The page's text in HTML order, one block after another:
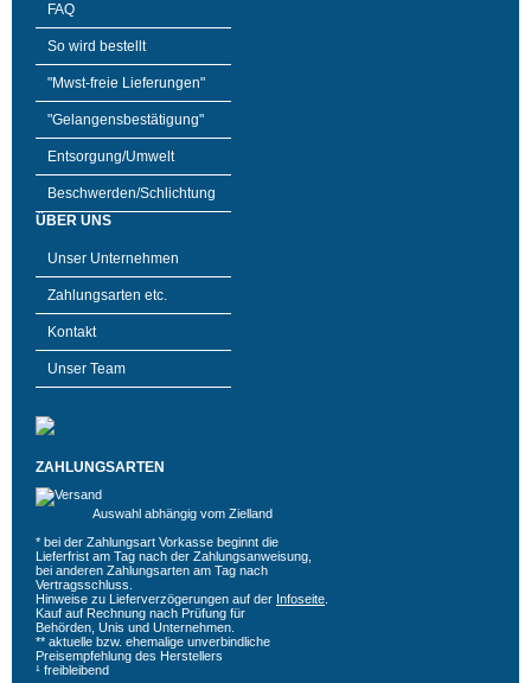
FAQ
So wird bestellt
"Mwst-freie Lieferungen"
"Gelangensbestätigung"
Entsorgung/Umwelt
Beschwerden/Schlichtung
ÜBER UNS
Unser Unternehmen
Zahlungsarten etc.
Kontakt
Unser Team
ZAHLUNGSARTEN
Auswahl abhängig vom Zielland
* bei der Zahlungsart Vorkasse beginnt die
Lieferfrist am Tag nach der Zahlungsanweisung,
bei anderen Zahlungsarten am Tag nach
Vertragsschluss.
Hinweise zu Lieferverzögerungen auf der Infoseite
Kauf auf Rechnung nach Prüfung für
Behörden, Unis und Unternehmen.
** aktuelle bzw. ehemalige unverbindliche
Preisempfehlung des Herstellers
¹ freibleibend